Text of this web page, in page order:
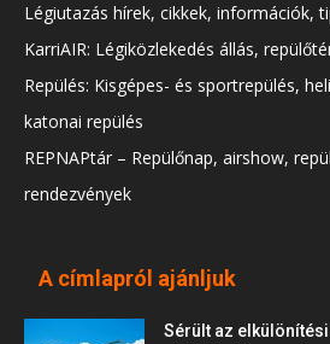
Légiutazás hírek, cikkek, információk,
KarriAIR: Légiközlekedés állás,
Repülés: Kisgépes- és sportrepülés,
katonai repülés
REPNAPtár – Repülőnap, airshow,
rendezvények
A címlapról ajánljuk
Sérült az